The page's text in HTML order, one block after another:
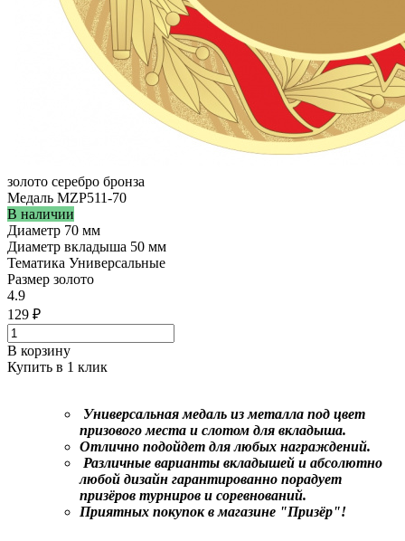
золото серебро бронза
Медаль MZP511-70
В наличии
Диаметр 70 мм
Диаметр вкладыша 50 мм
Тематика Универсальные
Размер золото
4.9
129 ₽
В корзину
Купить в 1 клик
Универсальная медаль из металла под цвет
призового места и слотом для вкладыша.
Отлично подойдет для любых награждений.
Различные варианты вкладышей и абсолютно
любой дизайн гарантированно порадует
призёров турниров и соревнований.
Приятных покупок в магазине "Призёр"!